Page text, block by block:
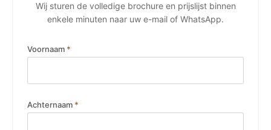
Wij sturen de volledige brochure en prijslijst binnen
enkele minuten naar uw e-mail of WhatsApp.
Voornaam *
Achternaam *